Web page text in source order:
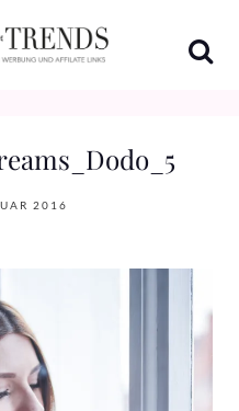
2016